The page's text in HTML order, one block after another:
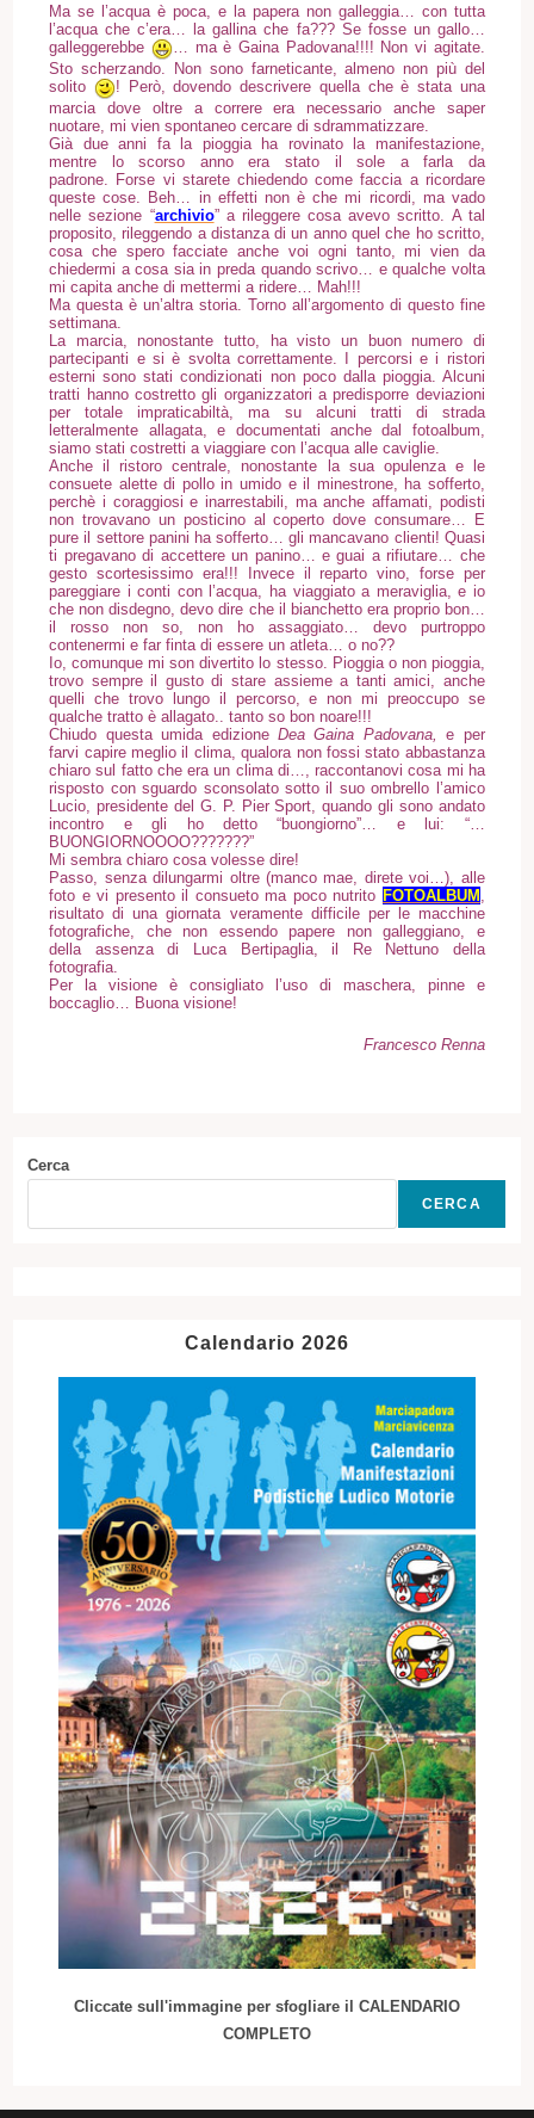
Ma se l’acqua è poca, e la papera non galleggia… con tutta
l’acqua che c’era… la gallina che fa??? Se fosse un gallo…
galleggerebbe
… ma è Gaina Padovana!!!! Non vi agitate.
Sto scherzando. Non sono farneticante, almeno non più del
solito
! Però, dovendo descrivere quella che è stata una
marcia dove oltre a correre era necessario anche saper
nuotare, mi vien spontaneo cercare di sdrammatizzare.
Già due anni fa la pioggia ha rovinato la manifestazione,
mentre lo scorso anno era stato il sole a farla da
padrone. Forse vi starete chiedendo come faccia a ricordare
queste cose. Beh… in effetti non è che mi ricordi, ma vado
nelle sezione “archivio” a rileggere cosa avevo scritto. A tal
proposito, rileggendo a distanza di un anno quel che ho scritto,
cosa che spero facciate anche voi ogni tanto, mi vien da
chiedermi a cosa sia in preda quando scrivo… e qualche volta
mi capita anche di mettermi a ridere… Mah!!!
Ma questa è un’altra storia. Torno all’argomento di questo fine
settimana.
La marcia, nonostante tutto, ha visto un buon numero di
partecipanti e si è svolta correttamente. I percorsi e i ristori
esterni sono stati condizionati non poco dalla pioggia. Alcuni
tratti hanno costretto gli organizzatori a predisporre deviazioni
per totale impraticabiltà, ma su alcuni tratti di strada
letteralmente allagata, e documentati anche dal fotoalbum,
siamo stati costretti a viaggiare con l’acqua alle caviglie.
Anche il ristoro centrale, nonostante la sua opulenza e le
consuete alette di pollo in umido e il minestrone, ha sofferto,
perchè i coraggiosi e inarrestabili, ma anche affamati, podisti
non trovavano un posticino al coperto dove consumare… E
pure il settore panini ha sofferto… gli mancavano clienti! Quasi
ti pregavano di accettere un panino… e guai a rifiutare… che
gesto scortesissimo era!!! Invece il reparto vino, forse per
pareggiare i conti con l’acqua, ha viaggiato a meraviglia, e io
che non disdegno, devo dire che il bianchetto era proprio bon…
il rosso non so, non ho assaggiato… devo purtroppo
contenermi e far finta di essere un atleta… o no??
Io, comunque mi son divertito lo stesso. Pioggia o non pioggia,
trovo sempre il gusto di stare assieme a tanti amici, anche
quelli che trovo lungo il percorso, e non mi preoccupo se
qualche tratto è allagato.. tanto so bon noare!!!
Chiudo questa umida edizione Dea Gaina Padovana,
e per
farvi capire meglio il clima, qualora non fossi stato abbastanza
chiaro sul fatto che era un clima di…, raccontanovi cosa mi ha
risposto con sguardo sconsolato sotto il suo ombrello l’amico
Lucio, presidente del G. P. Pier Sport, quando gli sono andato
incontro e gli ho detto “buongiorno”… e lui: “…
BUONGIORNOOOO???????”
Mi sembra chiaro cosa volesse dire!
Passo, senza dilungarmi oltre (manco mae, direte voi…), alle
foto e vi presento il consueto ma poco nutrito FOTOALBUM
risultato di una giornata veramente difficile per le macchine
fotografiche, che non essendo papere non galleggiano, e
della assenza di Luca Bertipaglia, il Re Nettuno della
fotografia.
Per la visione è consigliato l’uso di maschera, pinne e
boccaglio… Buona visione!
Francesco Renna
Cerca
CERCA
Calendario 2026
Cliccate sull'immagine per sfogliare il CALENDARIO
COMPLETO